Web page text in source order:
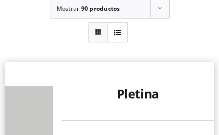
Mostrar 90 productos
Pletina